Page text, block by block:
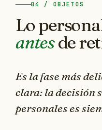
04 / OBJETOS
Lo
antesde
Es la fase más
clara: la decisión
personales es